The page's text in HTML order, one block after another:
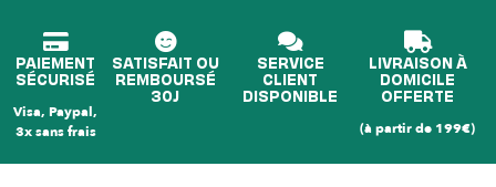
PAIEMENT
SÉCURISÉ
Visa, Paypal,
3x sans frais
SATISFAIT OU
REMBOURSÉ
30J
SERVICE
CLIENT
DISPONIBLE
LIVRAISON À
DOMICILE
OFFERTE
(à partir de 199€)